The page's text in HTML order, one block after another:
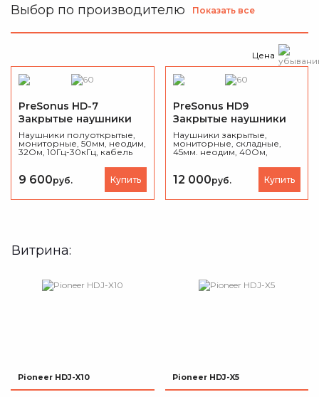
Выбор по производителю Показать все
Цена
PreSonus HD-7
Закрытые наушники
Наушники полуоткрытые,
мониторные, 50мм, неодим,
32Ом, 10Гц-30кГц, кабель
9 600руб. Купить
PreSonus HD9
Закрытые наушники
Наушники закрытые,
мониторные, складные,
45мм. неодим, 40Ом,
кабель 3м, Jack и адаптер на
mini-Jack, сумка в
комплекте.
12 000руб. Купить
Витрина:
Pioneer HDJ-X10 Pioneer HDJ-X5